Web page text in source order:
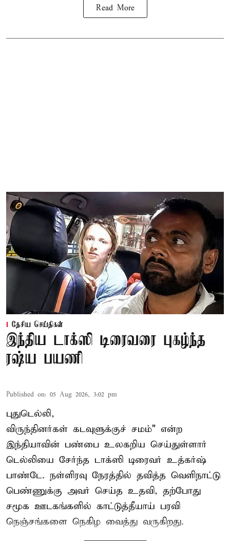
Read More
தேசிய செய்திகள்
இந்திய டாக்ஸி டிரைவரை புகழ்ந்த
ரஷ்ய பயணி
Published on: 05 Aug 2026, 3:02 pm
புதுடெல்லி,
விருந்தினர்கள் கடவுளுக்குச் சமம்" என்ற
இந்தியாவின் பண்பை உலகறிய செய்துள்ளார்
டெல்லியை சேர்ந்த டாக்ஸி டிரைவர் உத்கர்ஷ்
பாண்டே. நள்ளிரவு நேரத்தில் தவித்த வெளிநாட்டு
பெண்ணுக்கு அவர் செய்த உதவி, தற்போது
சமூக ஊடகங்களில் காட்டுத்தீயாய் பரவி
நெஞ்சங்களை நெகிழ வைத்து வருகிறது.